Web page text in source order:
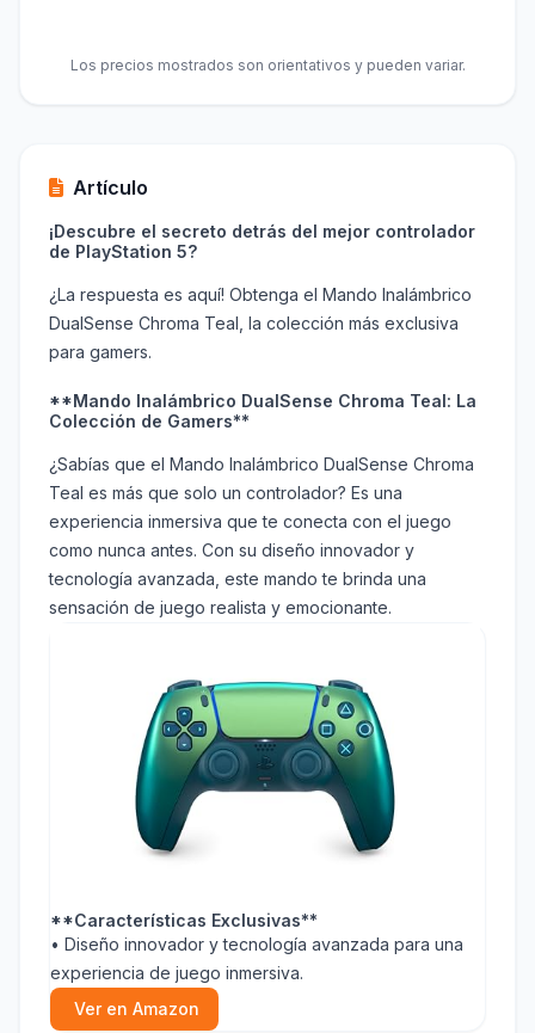
Los precios mostrados son orientativos y pueden variar.
Artículo
¡Descubre el secreto detrás del mejor controlador
de PlayStation 5?
¿La respuesta es aquí! Obtenga el Mando Inalámbrico
DualSense Chroma Teal, la colección más exclusiva
para gamers.
**Mando Inalámbrico DualSense Chroma Teal: La
Colección de Gamers**
¿Sabías que el Mando Inalámbrico DualSense Chroma
Teal es más que solo un controlador? Es una
experiencia inmersiva que te conecta con el juego
como nunca antes. Con su diseño innovador y
tecnología avanzada, este mando te brinda una
sensación de juego realista y emocionante.
**Características Exclusivas**
• Diseño innovador y tecnología avanzada para una
experiencia de juego inmersiva.
Ver en Amazon